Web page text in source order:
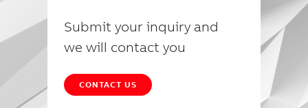
Submit your inquiry and
we will contact you
CONTACT US